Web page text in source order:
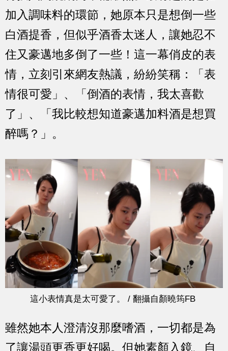
加入調味料的環節，她原本只是想倒一些
白酒提香，但似乎酒香太迷人，讓她忍不
住又豪邁地多倒了一些！這一幕俏皮的表
情，立刻引來網友熱議，紛紛笑稱：「表
情很可愛」、「倒酒的表情，我太喜歡
了」、「我比較想知道豪邁加料酒是想買
醉嗎？」。
這小表情真是太可愛了。 / 翻攝自顏曉筠FB
雖然她本人澄清沒那麼嗜酒，一切都是為
了讓湯頭更香更好喝。但她素顏入鏡、自